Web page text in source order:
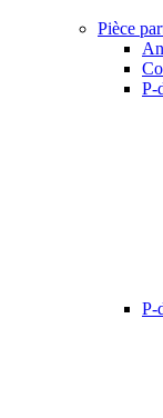
Pièce
P-
P-